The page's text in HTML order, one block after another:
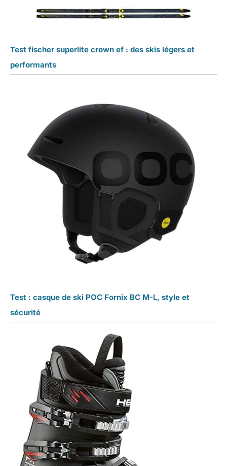
Test fischer superlite crown ef : des skis légers et
performants
Test : casque de ski POC Fornix BC M-L, style et
sécurité